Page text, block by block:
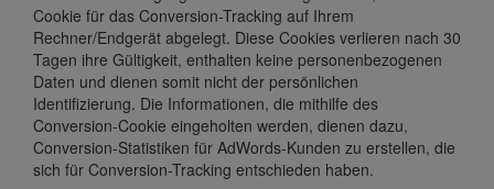
Cookie für das Conversion-Tracking auf Ihrem
Rechner/Endgerät abgelegt. Diese Cookies verlieren nach 30
Tagen ihre Gültigkeit, enthalten keine personenbezogenen
Daten und dienen somit nicht der persönlichen
Identifizierung. Die Informationen, die mithilfe des
Conversion-Cookie eingeholten werden, dienen dazu,
Conversion-Statistiken für AdWords-Kunden zu erstellen, die
sich für Conversion-Tracking entschieden haben.